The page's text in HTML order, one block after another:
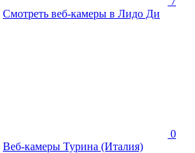
Смотреть веб-камеры в Лидо Ди
0
Веб-камеры Турина (Италия)